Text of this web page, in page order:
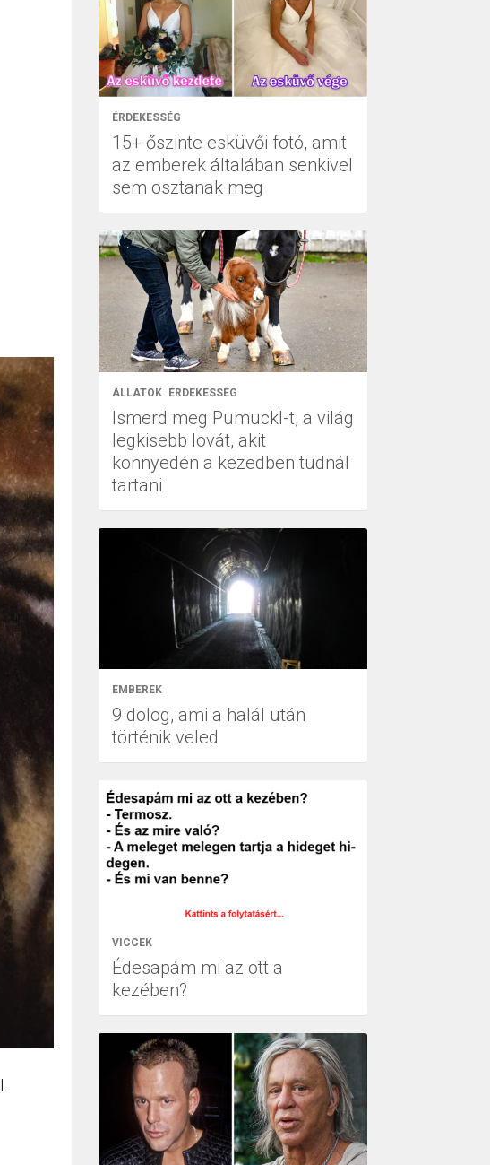
ÉRDEKESSÉG
15+ őszinte esküvői fotó, amit
az emberek általában senkivel
sem osztanak meg
ÁLLATOK ÉRDEKESSÉG
Ismerd meg Pumuckl-t, a világ
legkisebb lovát, akit
könnyedén a kezedben tudnál
tartani
EMBEREK
9 dolog, ami a halál után
történik veled
VICCEK
Édesapám mi az ott a
kezében?